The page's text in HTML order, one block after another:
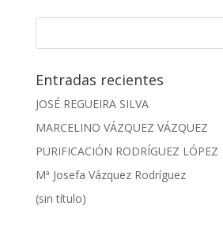
Entradas recientes
JOSÉ REGUEIRA SILVA
MARCELINO VÁZQUEZ VÁZQUEZ
PURIFICACIÓN RODRÍGUEZ LÓPEZ
Mª Josefa Vázquez Rodríguez
(sin título)